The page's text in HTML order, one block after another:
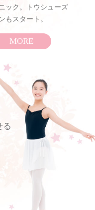
ック。トウシューズ
もスタート。
MORE
る